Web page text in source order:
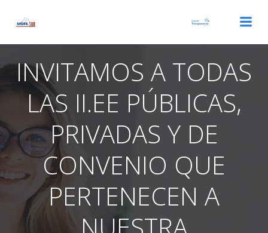
INVITAMOS A TODAS
LAS II.EE PÚBLICAS,
PRIVADAS Y DE
CONVENIO QUE
PERTENECEN A